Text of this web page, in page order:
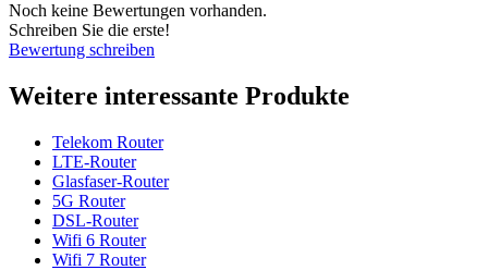
Noch keine Bewertungen vorhanden.
Schreiben Sie die erste!
Bewertung schreiben
Weitere interessante Produkte
Telekom Router
LTE-Router
Glasfaser-Router
5G Router
DSL-Router
Wifi 6 Router
Wifi 7 Router